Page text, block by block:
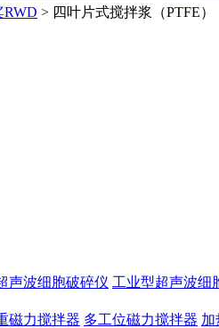
RWD > 四叶片式搅拌浆（PTFE）
声波细胞破碎仪 工业型超声波细
磁力搅拌器 多工位磁力搅拌器 加